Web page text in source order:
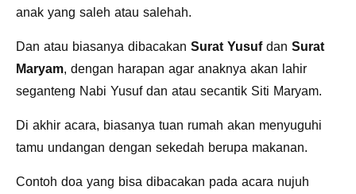
anak yang saleh atau salehah.
Dan atau biasanya dibacakan Surat Yusufdan Surat
Maryam, dengan harapan agar anaknya akan lahir
seganteng Nabi Yusuf dan atau secantik Siti Maryam.
Di akhir acara, biasanya tuan rumah akan menyuguhi
tamu undangan dengan sekedah berupa makanan.
Contoh doa yang bisa dibacakan pada acara nujuh